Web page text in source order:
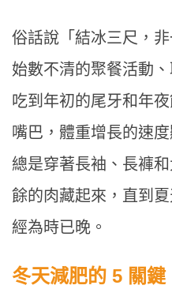
俗話說「結冰三尺，
始數不清的聚餐活動
吃到年初的尾牙和年
嘴巴，體重增長的速
總是穿著長袖、長褲
餘的肉藏起來，直到
經為時已晚。
冬天減肥的 5 關鍵